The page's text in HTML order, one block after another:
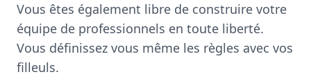
Vous êtes également libre de construire votre
équipe de professionnels en toute liberté.
Vous définissez vous même les règles avec vos
filleuls.